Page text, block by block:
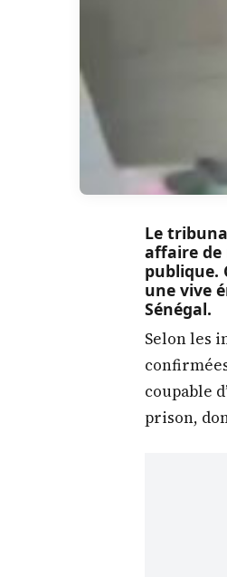
Le
affaire de
publique.
une vive
Sénégal.
Selon les
coupable
prison,